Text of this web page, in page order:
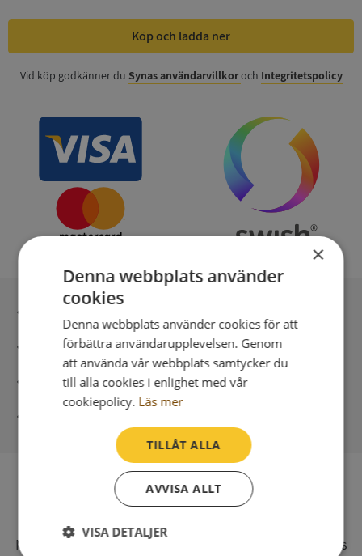
Köp och ladda ner
Vid köp godkänner du Synas användarvillkoroch Integritetspolicy
Säker betalning med stripe
Direkt digital leverans
Syna har för webbplatsen www.syna.se ett av
Myndigheten för press, radio och tv s.k. utgivningsbevis
×
Denna webbplats använder
cookies
Denna webbplats använder cookies för att
förbättra användarupplevelsen. Genom
att använda vår webbplats samtycker du
till alla cookies i enlighet med vår
cookiepolicy. Läs mer
TILLÅT ALLA
AVVISA ALLT
VISA DETALJER